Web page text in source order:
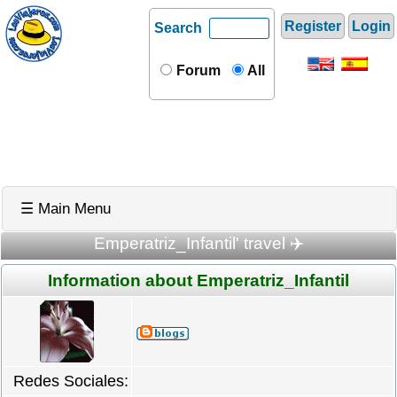
Register Login
Search
Forum All
☰ Main Menu
Emperatriz_Infantil' travel ✈️
Information about Emperatriz_Infantil
Redes Sociales: